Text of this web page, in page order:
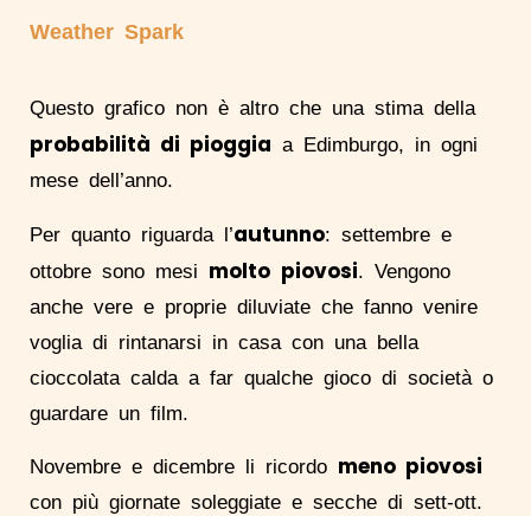
Weather Spark
Questo grafico non è altro che una stima della
probabilità di pioggia a Edimburgo, in ogni
mese dell’anno.
Per quanto riguarda l’autunno: settembre e
ottobre sono mesi molto piovosi. Vengono
anche vere e proprie diluviate che fanno venire
voglia di rintanarsi in casa con una bella
cioccolata calda a far qualche gioco di società o
guardare un film.
Novembre e dicembre li ricordo meno piovosi
con più giornate soleggiate e secche di sett-ott.